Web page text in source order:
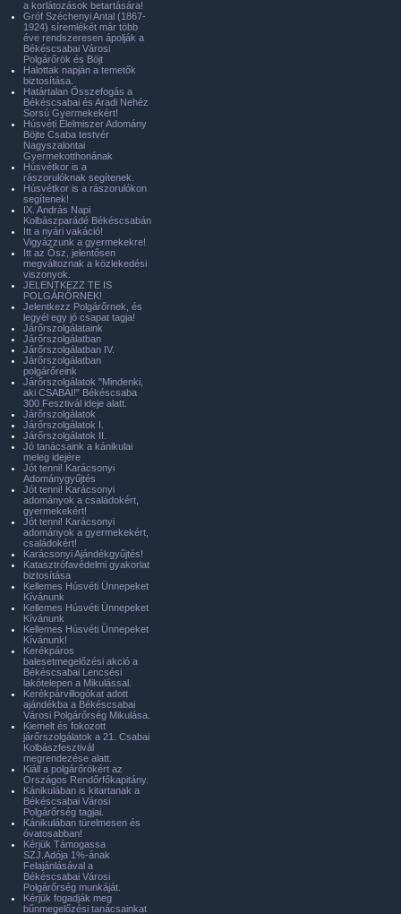
a korlátozások betartására!
Gróf Széchenyi Antal (1867-
1924) síremlékét már több
éve rendszeresen ápolják a
Békéscsabai Városi
Polgárőrök és Böjt
Halottak napján a temetők
biztosítása.
Határtalan Összefogás a
Békéscsabai és Aradi Nehéz
Sorsú Gyermekekért!
Húsvéti Élelmiszer Adomány
Böjte Csaba testvér
Nagyszalontai
Gyermekotthonának
Húsvétkor is a
rászorulóknak segítenek.
Húsvétkor is a rászorulókon
segítenek!
IX. András Napi
Kolbászparádé Békéscsabán
Itt a nyári vakáció!
Vigyázzunk a gyermekekre!
Itt az Ősz, jelentősen
megváltoznak a közlekedési
viszonyok.
JELENTKEZZ TE IS
POLGÁRŐRNEK!
Jelentkezz Polgárőrnek, és
legyél egy jó csapat tagja!
Járőrszolgálataink
Járőrszolgálatban
Járőrszolgálatban IV.
Járőrszolgálatban
polgárőreink
Járőrszolgálatok "Mindenki,
aki CSABAI!" Békéscsaba
300 Fesztivál ideje alatt.
Járőrszolgálatok
Járőrszolgálatok I.
Járőrszolgálatok II.
Jó tanácsaink a kánikulai
meleg idejére
Jót tenni! Karácsonyi
Adománygyűjtés
Jót tenni! Karácsonyi
adományok a családokért,
gyermekekért!
Jót tenni! Karácsonyi
adományok a gyermekekért,
családokért!
Karácsonyi Ajándékgyűjtés!
Katasztrófavédelmi gyakorlat
biztosítása
Kellemes Húsvéti Ünnepeket
Kívánunk
Kellemes Húsvéti Ünnepeket
Kívánunk
Kellemes Húsvéti Ünnepeket
Kívánunk!
Kerékpáros
balesetmegelőzési akció a
Békéscsabai Lencsési
lakótelepen a Mikulással.
Kerékpárvillogókat adott
ajándékba a Békéscsabai
Városi Polgárőrség Mikulása.
Kiemelt és fokozott
járőrszolgálatok a 21. Csabai
Kolbászfesztivál
megrendezése alatt.
Kiáll a polgárőrökért az
Országos Rendőrfőkapitány.
Kánikulában is kitartanak a
Békéscsabai Városi
Polgárőrség tagjai.
Kánikulában türelmesen és
óvatosabban!
Kérjük Támogassa
SZJ.Adója 1%-ának
Felajánlásával a
Békéscsabai Városi
Polgárőrség munkáját.
Kérjük fogadják meg
bűnmegelőzési tanácsainkat